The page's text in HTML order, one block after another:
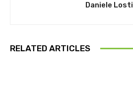
Daniele
RELATED ARTICLES